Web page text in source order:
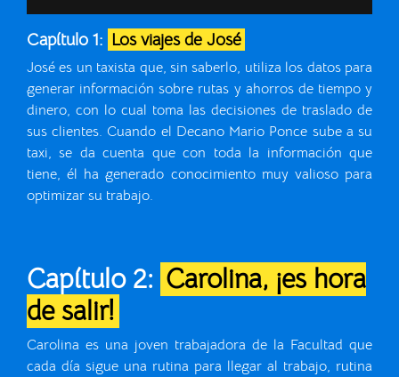
Capítulo 1: Los viajes de José
José es un taxista que, sin saberlo, utiliza los datos para
generar información sobre rutas y ahorros de tiempo y
dinero, con lo cual toma las decisiones de traslado de
sus clientes. Cuando el Decano Mario Ponce sube a su
taxi, se da cuenta que con toda la información que
tiene, él ha generado conocimiento muy valioso para
optimizar su trabajo.
Capítulo 2: Carolina, ¡es hora
de salir!
Carolina es una joven trabajadora de la Facultad que
cada día sigue una rutina para llegar al trabajo, rutina